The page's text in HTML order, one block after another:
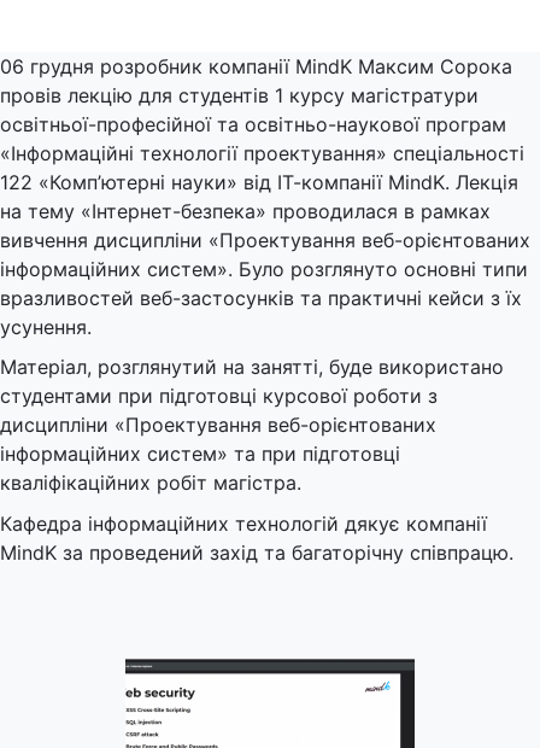
06 грудня розробник компанії MindK Максим Сорока
провів лекцію для студентів 1 курсу магістратури
освітньої-професійної та освітньо-наукової програм
«Інформаційні технології проектування» спеціальності
122 «Комп’ютерні науки» від ІТ-компанії MindK. Лекція
на тему «Інтернет-безпека» проводилася в рамках
вивчення дисципліни «Проектування веб-орієнтованих
інформаційних систем». Було розглянуто основні типи
вразливостей веб-застосунків та практичні кейси з їх
усунення.
Матеріал, розглянутий на занятті, буде використано
студентами при підготовці курсової роботи з
дисципліни «Проектування веб-орієнтованих
інформаційних систем» та при підготовці
кваліфікаційних робіт магістра.
Кафедра інформаційних технологій дякує компанії
MindK за проведений захід та багаторічну співпрацю.